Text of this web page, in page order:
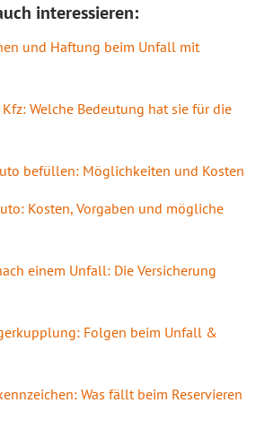
interessieren:
und Haftung beim Unfall mit
Welche Bedeutung hat sie für die
befüllen: Möglichkeiten und Kosten
Kosten, Vorgaben und mögliche
einem Unfall: Die Versicherung
Folgen beim Unfall &
Was fällt beim Reservieren